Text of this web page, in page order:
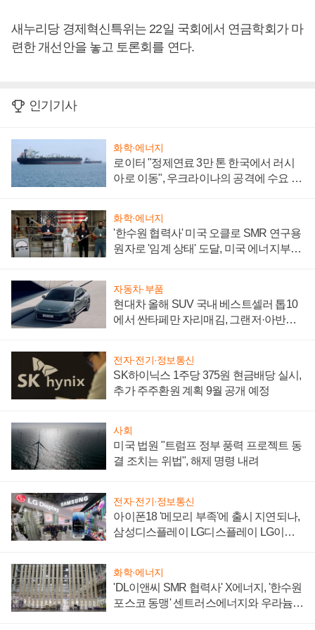
새누리당 경제혁신특위는 22일 국회에서 연금학회가 마
련한 개선안을 놓고 토론회를 연다.
인기기사
화학·에너지
로이터 "정제연료 3만 톤 한국에서 러시
아로 이동", 우크라이나의 공격에 수요 늘
화학·에너지
'한수원 협력사' 미국 오클로 SMR 연구용
원자로 '임계 상태' 도달, 미국 에너지부
자동차·부품
현대차 올해 SUV 국내 베스트셀러 톱10
에서 싼타페만 자리매김, 그랜저·아반떼
전자·전기·정보통신
SK하이닉스 1주당 375원 현금배당 실시,
추가 주주환원 계획 9월 공개 예정
사회
미국 법원 "트럼프 정부 풍력 프로젝트 동
결 조치는 위법", 해제 명령 내려
전자·전기·정보통신
아이폰18 '메모리 부족'에 출시 지연되나,
삼성디스플레이 LG디스플레이 LG이노
화학·에너지
'DL이앤씨 SMR 협력사' X에너지, '한수원
포스코 동맹' 센트러스에너지와 우라늄